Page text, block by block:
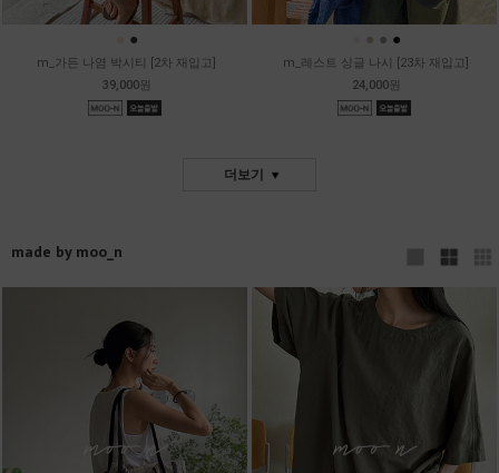
●
m_가든 나염 박시티 [2차 재입고]
39,000원
● ● ●
m_레스트 싱글 나시 [23차 재입고]
24,000원
더보기
made by moo_n